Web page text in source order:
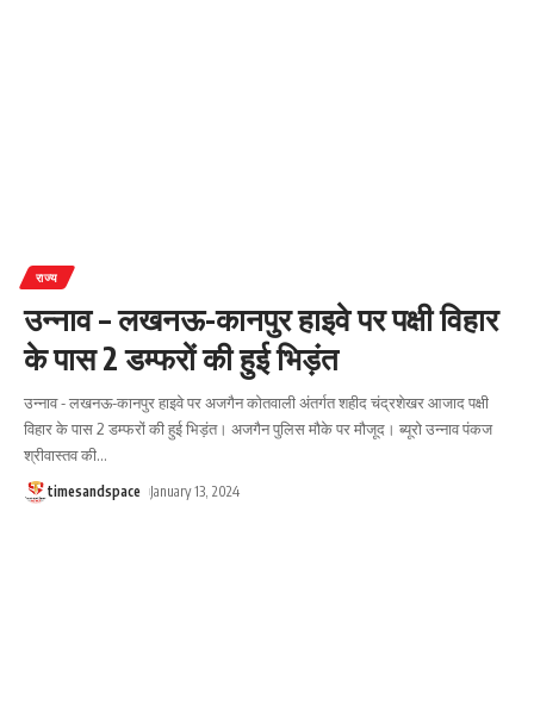
राज्य
उन्नाव – लखनऊ-कानपुर हाइवे पर पक्षी विहार
के पास 2 डम्फरों की हुई भिड़ंत
उन्नाव - लखनऊ-कानपुर हाइवे पर अजगैन कोतवाली अंतर्गत शहीद चंद्रशेखर आजाद पक्षी
विहार के पास 2 डम्फरों की हुई भिड़ंत। अजगैन पुलिस मौके पर मौजूद। ब्यूरो उन्नाव पंकज
श्रीवास्तव की…
timesandspace January 13, 2024